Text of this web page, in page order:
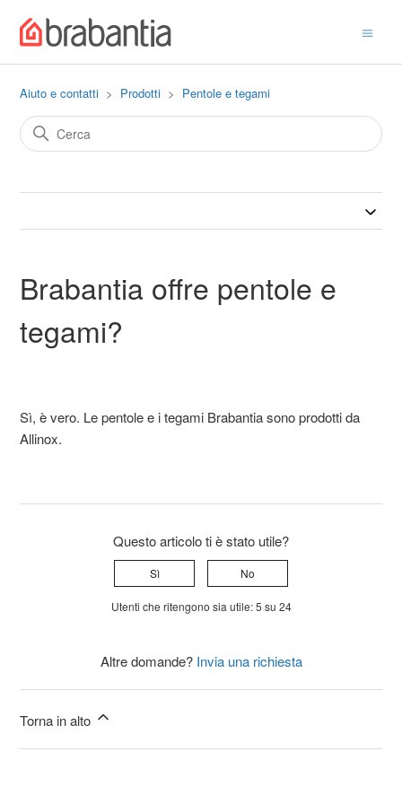
Aiuto e contatti Prodotti Pentole e tegami
Brabantia offre pentole e
tegami?
Sì, è vero. Le pentole e i tegami Brabantia sono prodotti da
Allinox.
Questo articolo ti è stato utile?
Sì No
Utenti che ritengono sia utile: 5 su 24
Altre domande? Invia una richiesta
Torna in alto